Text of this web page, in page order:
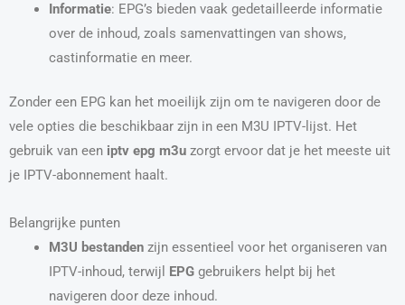
Informatie: EPG’s bieden vaak gedetailleerde informatie
over de inhoud, zoals samenvattingen van shows,
castinformatie en meer.
Zonder een EPG kan het moeilijk zijn om te navigeren door de
vele opties die beschikbaar zijn in een M3U IPTV-lijst. Het
gebruik van een iptv epg m3u zorgt ervoor dat je het meeste uit
je IPTV-abonnement haalt.
Belangrijke punten
M3U bestandenzijn essentieel voor het organiseren van
IPTV-inhoud, terwijl EPGgebruikers helpt bij het
navigeren door deze inhoud.